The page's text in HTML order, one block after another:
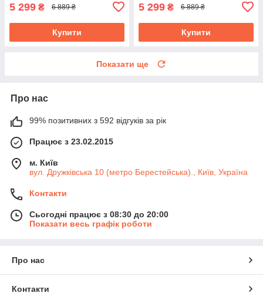
5 299 ₴ 6 889 ₴
Купити
5 299 ₴ 6 889 ₴
Купити
Показати ще
Про нас
99% позитивних з 592 відгуків за рік
Працює з 23.02.2015
м. Київ
вул. Дружківська 10 (метро Берестейська)., Київ, Україна
Контакти
Сьогодні працює з 08:30 до 20:00
Показати весь графік роботи
Про нас
Контакти